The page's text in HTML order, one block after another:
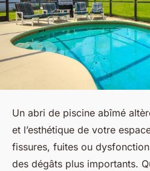
Un abri de piscine abîmé
et l’esthétique de votre
fissures, fuites ou
des dégâts plus importants.